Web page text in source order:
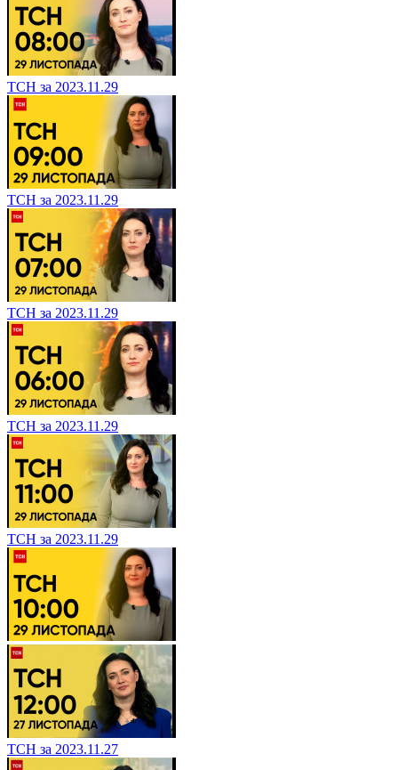
ТСН за 2023.11.29
ТСН за 2023.11.29
ТСН за 2023.11.29
ТСН за 2023.11.29
ТСН за 2023.11.29
ТСН за 2023.11.27